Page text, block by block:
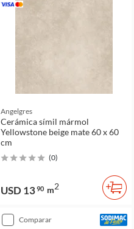
Angelgres
Cerámica símil mármol
Yellowstone beige mate 60 x 60
cm
(0)
USD 1390 m2
comparar